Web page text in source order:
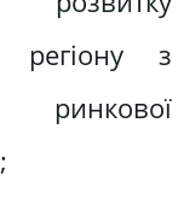
регіону з
ринкової